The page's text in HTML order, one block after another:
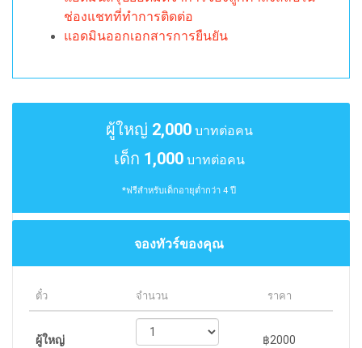
ช่องแชทที่ทำการติดต่อ
แอดมินออกเอกสารการยืนยัน
ผู้ใหญ่ 2,000บาทต่อคน
เด็ก 1,000บาทต่อคน
*ฟรีสำหรับเด็กอายุต่ำกว่า 4 ปี
จองทัวร์ของคุณ
ตั๋ว จำนวน ราคา
ผู้ใหญ่ ฿2000